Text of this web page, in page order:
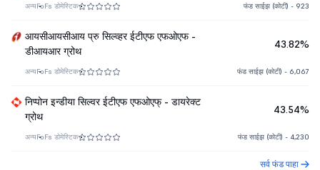
अन्यFoFs डोमेस्टिक फंड साईझ (कोटी) - 923
आयसीआयसीआय प्रु सिल्व्हर ईटीएफ एफओएफ -
डीआयआर ग्रोथ
43.82%
अन्यFoFs डोमेस्टिक फंड साईझ (कोटी) - 6,067
निप्पोन इन्डीया सिल्वर ईटीएफ एफओएफ् - डायरेक्ट
ग्रोथ
43.54%
अन्यFoFs डोमेस्टिक फंड साईझ (कोटी) - 4,230
सर्व फंड पाहा